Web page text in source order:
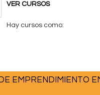
VER CURSOS
Hay cursos como:
EMPRENDIMIENTO